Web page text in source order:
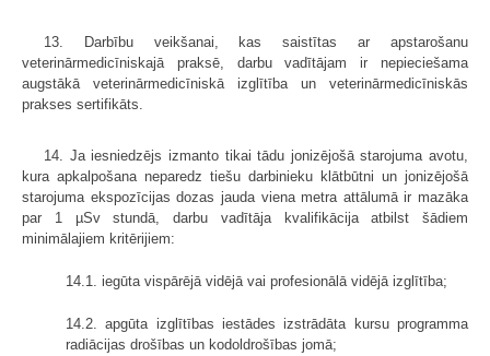
13. Darbību veikšanai, kas saistītas ar apstarošanu
veterinārmedicīniskajā praksē, darbu vadītājam ir nepieciešama
augstākā veterinārmedicīniskā izglītība un veterinārmedicīniskās
prakses sertifikāts.
14. Ja iesniedzējs izmanto tikai tādu jonizējošā starojuma avotu,
kura apkalpošana neparedz tiešu darbinieku klātbūtni un jonizējošā
starojuma ekspozīcijas dozas jauda viena metra attālumā ir mazāka
par 1 µSv stundā, darbu vadītāja kvalifikācija atbilst šādiem
minimālajiem kritērijiem:
14.1. iegūta vispārējā vidējā vai profesionālā vidējā izglītība;
14.2. apgūta izglītības iestādes izstrādāta kursu programma
radiācijas drošības un kodoldrošības jomā;